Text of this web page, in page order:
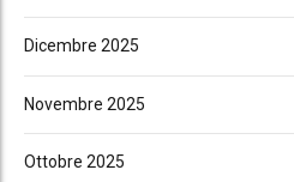
Dicembre 2025
Novembre 2025
Ottobre 2025